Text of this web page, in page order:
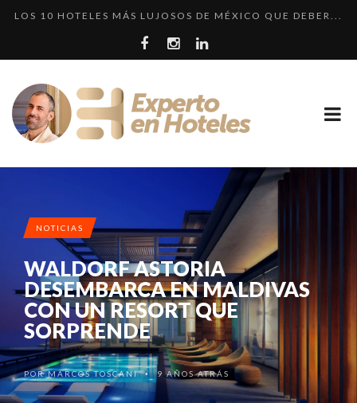
LOS 10 HOTELES MÁS LUJOSOS DE MÉXICO QUE DEBER...
LOS 10 HOTELES MÁS CAROS DE PARÍS. LUJO FRANCÉ...
EXPERIENCIA • INKATERRA LA CASONA: HISTORIA, L...
CRÍTICA • RENAISSANCE SÃO PAULO: DOS HOTELES E...
NOTICIAS
WALDORF ASTORIA
DESEMBARCA EN MALDIVAS
CON UN RESORT QUE
SORPRENDE
PORMARCOS TOSCANI •9 AÑOS ATRÁS